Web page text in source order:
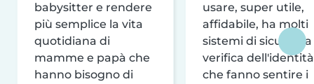
babysitter e rendere
più semplice la vita
quotidiana di
mamme e papà che
hanno bisogno di
usare, super utile,
affidabile, ha molti
sistemi di sicurezza
verifica dell'identità
che fanno sentire i